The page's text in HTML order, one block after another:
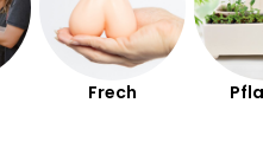
Frech